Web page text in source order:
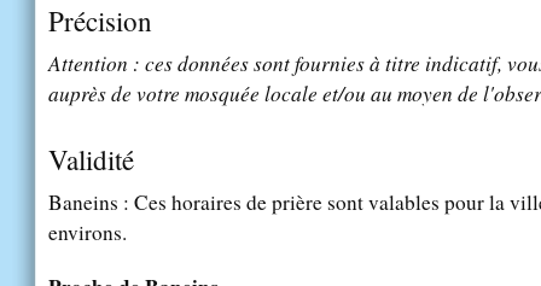
Précision
Attention : ces données sont fournies à titre indicatif,
auprès de votre mosquée locale et/ou au moyen de
Validité
Baneins : Ces horaires de prière sont valables pour la
environs.